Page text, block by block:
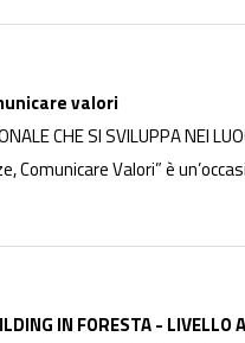
valori
CHE SI SVILUPPA NEI
Comunicare Valori” è
IN FORESTA - LIVELLO